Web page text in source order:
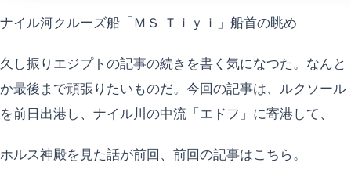
ナイル河クルーズ船「ＭＳ Ｔｉｙｉ」船首の眺め
久し振りエジプトの記事の続きを書く気になつた。なんと
か最後まで頑張りたいものだ。今回の記事は、ルクソール
を前日出港し、ナイル川の中流「エドフ」に寄港して、
ホルス神殿を見た話が前回、前回の記事はこちら。